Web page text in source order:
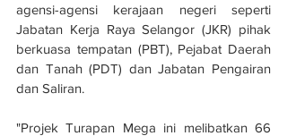
agensi-agensi kerajaan negeri seperti
Jabatan Kerja Raya Selangor (JKR) pihak
berkuasa tempatan (PBT), Pejabat Daerah
dan Tanah (PDT) dan Jabatan Pengairan
dan Saliran.
"Projek Turapan Mega ini melibatkan 66